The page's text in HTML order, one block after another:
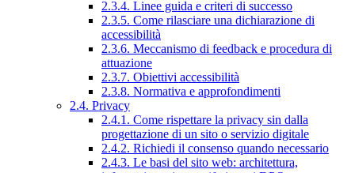
2.3.4. Linee guida e criteri di successo
2.3.5. Come rilasciare una dichiarazione di
accessibilità
2.3.6. Meccanismo di feedback e procedura di
attuazione
2.3.7. Obiettivi accessibilità
2.3.8. Normativa e approfondimenti
2.4. Privacy
2.4.1. Come rispettare la privacy sin dalla
progettazione di un sito o servizio digitale
2.4.2. Richiedi il consenso quando necessario
2.4.3. Le basi del sito web: architettura,